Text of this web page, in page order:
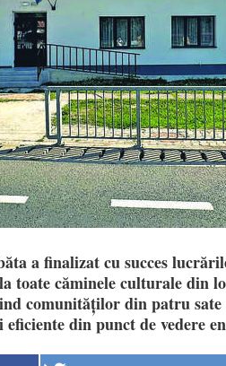
a finalizat cu succes
toate căminele culturale din
comunităților din patru
din punct de vedere